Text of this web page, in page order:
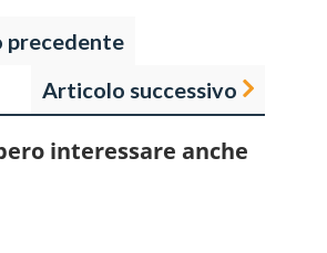
Articolo successivo
interessare anche